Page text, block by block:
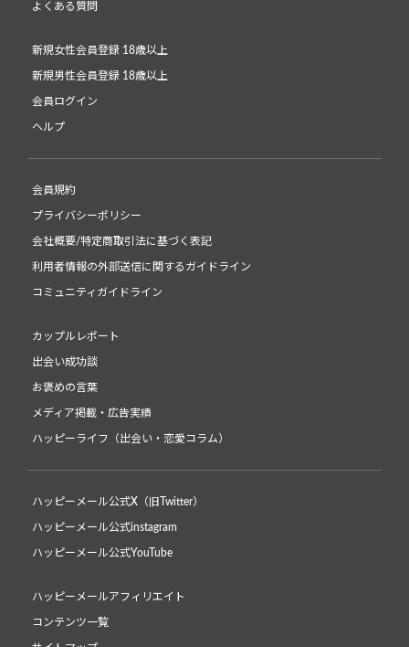
よくある質問
新規女性会員登録 18歳以上
新規男性会員登録 18歳以上
会員ログイン
ヘルプ
会員規約
プライバシーポリシー
会社概要/特定商取引法に基づく表記
利用者情報の外部送信に関するガイドライン
コミュニティガイドライン
カップルレポート
出会い成功談
お褒めの言葉
メディア掲載・広告実績
ハッピーライフ（出会い・恋愛コラム）
ハッピーメール公式X（旧Twitter）
ハッピーメール公式instagram
ハッピーメール公式YouTube
ハッピーメールアフィリエイト
コンテンツ一覧